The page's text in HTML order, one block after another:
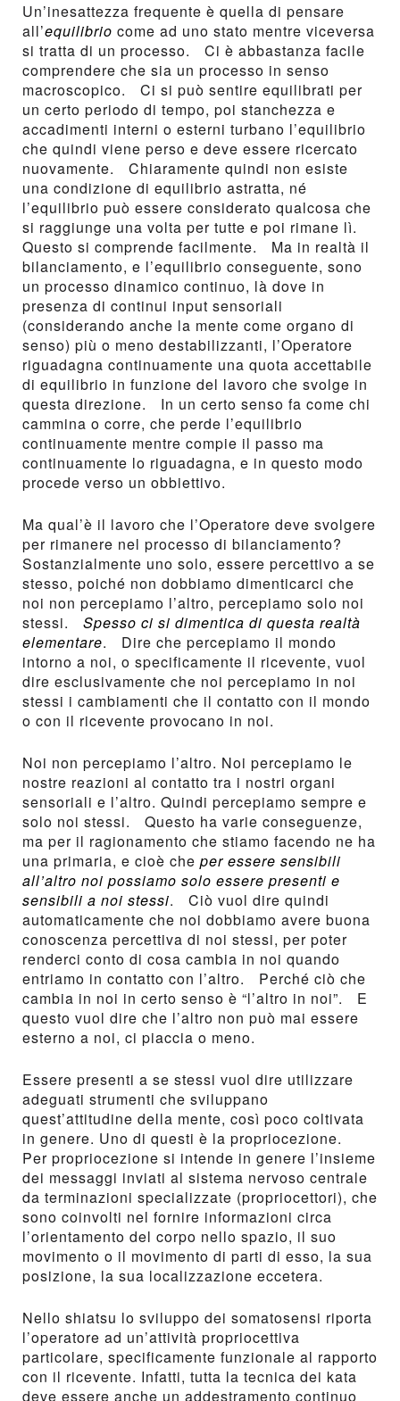
Un’inesattezza frequente è quella di pensare
all’equilibrio come ad uno stato mentre viceversa
si tratta di un processo. Ci è abbastanza facile
comprendere che sia un processo in senso
macroscopico. Ci si può sentire equilibrati per
un certo periodo di tempo, poi stanchezza e
accadimenti interni o esterni turbano l’equilibrio
che quindi viene perso e deve essere ricercato
nuovamente. Chiaramente quindi non esiste
una condizione di equilibrio astratta, né
l’equilibrio può essere considerato qualcosa che
si raggiunge una volta per tutte e poi rimane lì.
Questo si comprende facilmente. Ma in realtà il
bilanciamento, e l’equilibrio conseguente, sono
un processo dinamico continuo, là dove in
presenza di continui input sensoriali
(considerando anche la mente come organo di
senso) più o meno destabilizzanti, l’Operatore
riguadagna continuamente una quota accettabile
di equilibrio in funzione del lavoro che svolge in
questa direzione. In un certo senso fa come chi
cammina o corre, che perde l’equilibrio
continuamente mentre compie il passo ma
continuamente lo riguadagna, e in questo modo
procede verso un obbiettivo.
Ma qual’è il lavoro che l’Operatore deve svolgere
per rimanere nel processo di bilanciamento?
Sostanzialmente uno solo, essere percettivo a se
stesso, poiché non dobbiamo dimenticarci che
noi non percepiamo l’altro, percepiamo solo noi
stessi. Spesso ci si dimentica di questa realtà
elementare. Dire che percepiamo il mondo
intorno a noi, o specificamente il ricevente, vuol
dire esclusivamente che noi percepiamo in noi
stessi i cambiamenti che il contatto con il mondo
o con il ricevente provocano in noi.
Noi non percepiamo l’altro. Noi percepiamo le
nostre reazioni al contatto tra i nostri organi
sensoriali e l’altro. Quindi percepiamo sempre e
solo noi stessi. Questo ha varie conseguenze,
ma per il ragionamento che stiamo facendo ne ha
una primaria, e cioè che per essere sensibili
all’altro noi possiamo solo essere presenti e
sensibili a noi stessi. Ciò vuol dire quindi
automaticamente che noi dobbiamo avere buona
conoscenza percettiva di noi stessi, per poter
renderci conto di cosa cambia in noi quando
entriamo in contatto con l’altro. Perché ciò che
cambia in noi in certo senso è “l’altro in noi”. E
questo vuol dire che l’altro non può mai essere
esterno a noi, ci piaccia o meno.
Essere presenti a se stessi vuol dire utilizzare
adeguati strumenti che sviluppano
quest’attitudine della mente, così poco coltivata
in genere. Uno di questi è la propriocezione.
Per propriocezione si intende in genere l’insieme
dei messaggi inviati al sistema nervoso centrale
da terminazioni specializzate (propriocettori), che
sono coinvolti nel fornire informazioni circa
l’orientamento del corpo nello spazio, il suo
movimento o il movimento di parti di esso, la sua
posizione, la sua localizzazione eccetera.
Nello shiatsu lo sviluppo dei somatosensi riporta
l’operatore ad un’attività propriocettiva
particolare, specificamente funzionale al rapporto
con il ricevente. Infatti, tutta la tecnica dei kata
deve essere anche un addestramento continuo